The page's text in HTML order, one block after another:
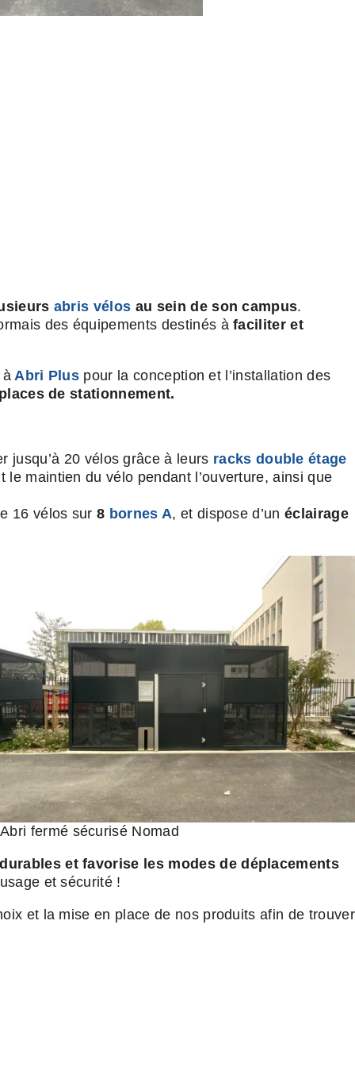
abris vélos au sein de son campus.
des équipements destinés àfaciliter et
Abri Plus pour la conception et l’installation des
de stationnement.
jusqu’à 20 vélos grâce à leurs racks double étage
le maintien du vélo pendant l’ouverture, ainsi que
16 vélos sur8 bornes A, et dispose d’unéclairage
Abri fermé sécurisé Nomad
et favorise les modes de déplacements
et sécurité !
et la mise en place de nos produits afin de trouver